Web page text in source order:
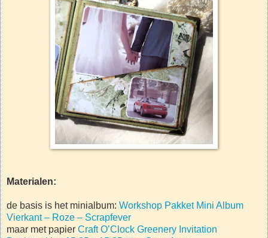
Materialen:
de basis is het minialbum: Workshop Pakket Mini Album
Vierkant – Roze – Scrapfever
maar met papier Craft O’Clock Greenery Invitation